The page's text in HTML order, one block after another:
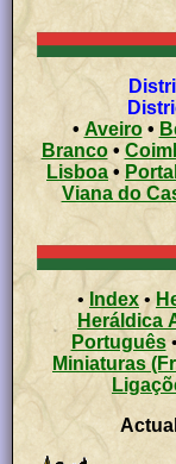
•Aveiro•
Branco•
Lisboa •
Viana do
• Index •
Heráldica
Português
Miniaturas